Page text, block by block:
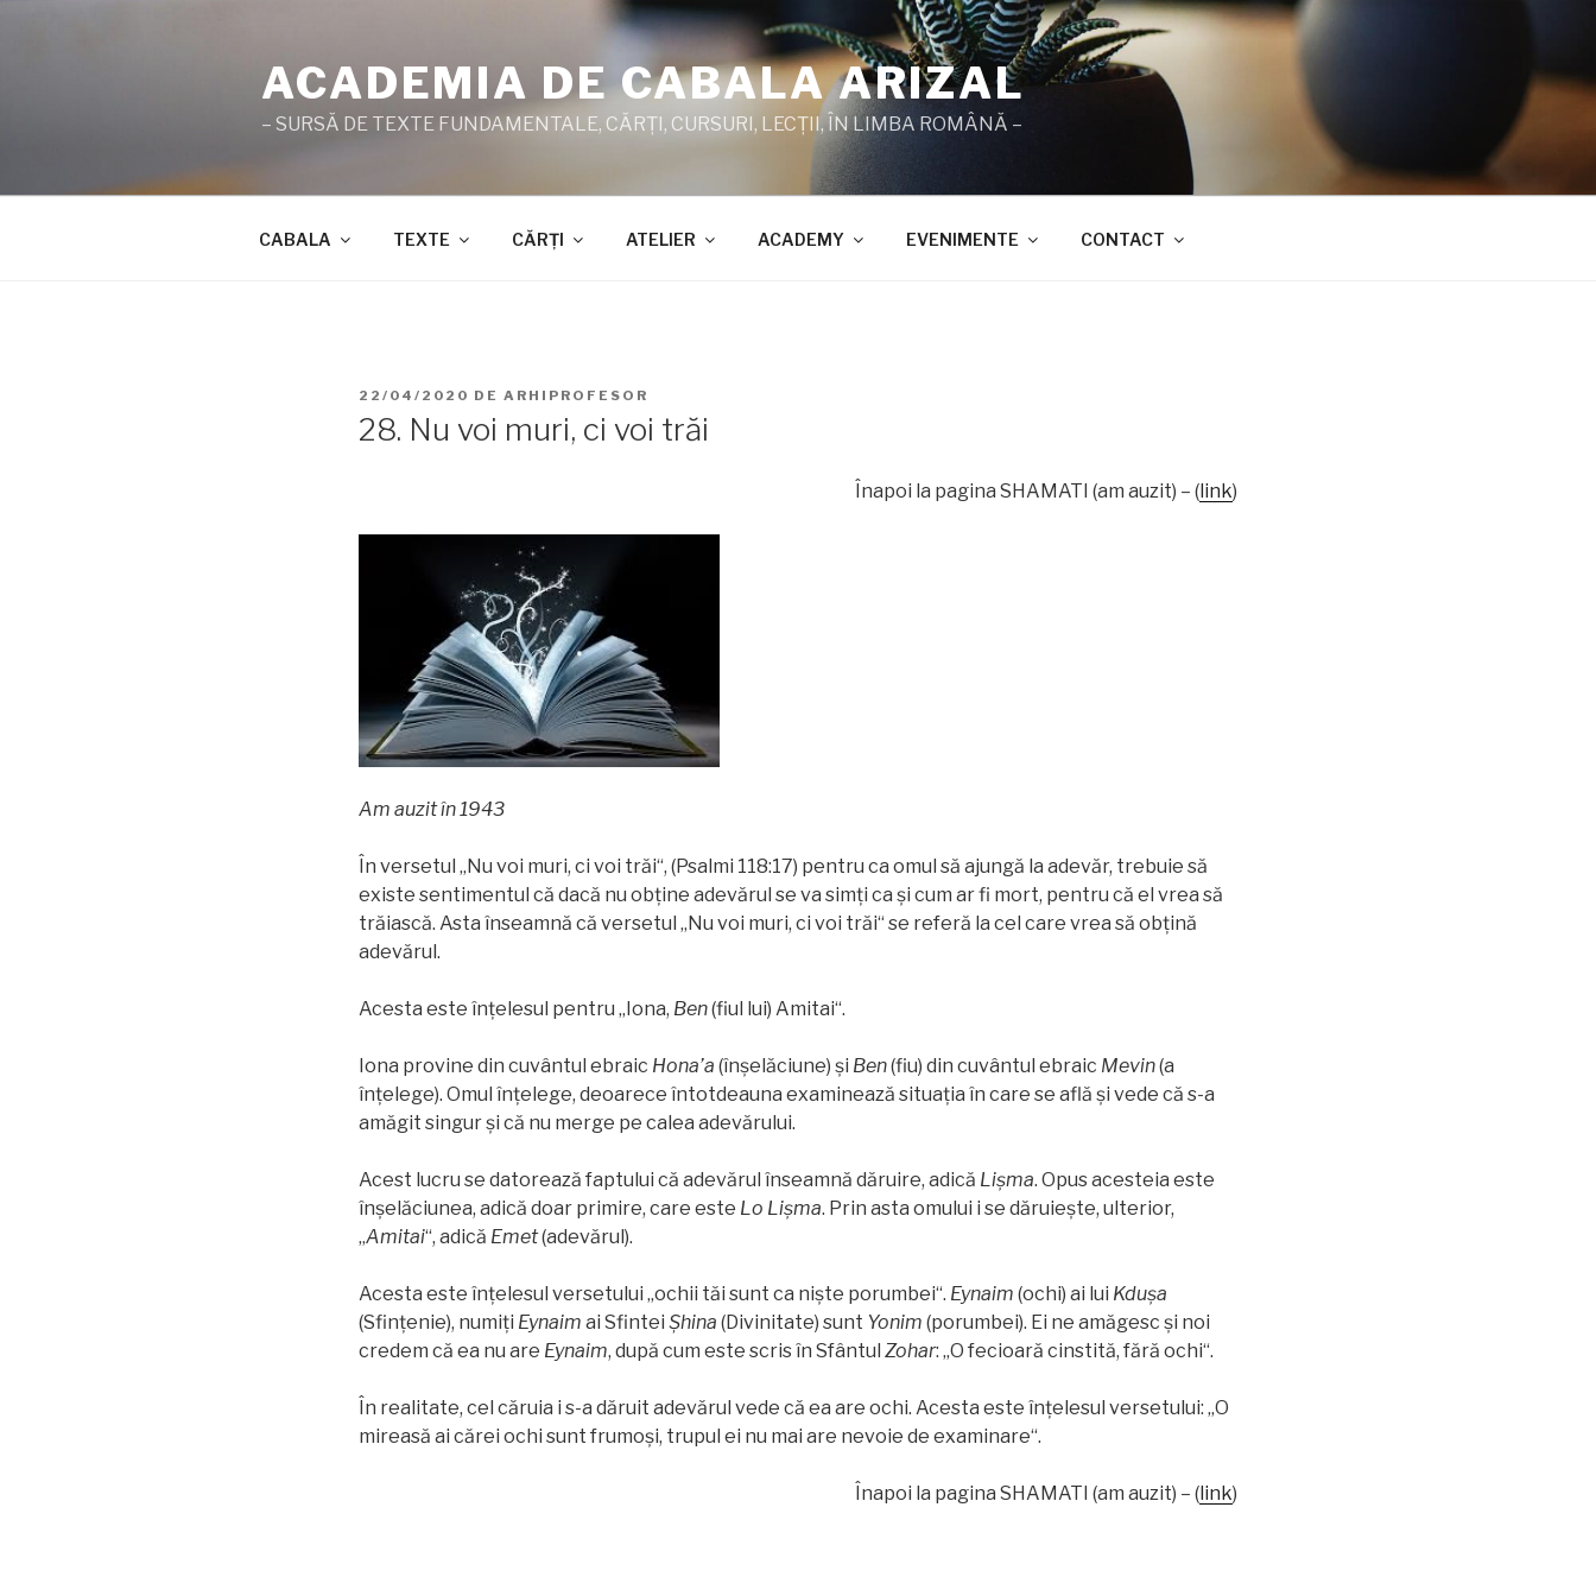
ACADEMIA DE CABALA ARIZAL
– SURSĂ DE TEXTE FUNDAMENTALE, CĂRŢI, CURSURI, LECŢII, ÎN LIMBA ROMÂNĂ –
CABALA TEXTE CĂRŢI ATELIER ACADEMY EVENIMENTE CONTACT
PUBLICAT
22/04/2020 DE ARHIPROFESOR
28. Nu voi muri, ci voi trăi
Înapoi la pagina SHAMATI (am auzit) – ( link)
Am auzit în 1943
În versetul „Nu voi muri, ci voi trăi“, (Psalmi 118:17) pentru ca omul să ajungă la adevăr, trebuie să
existe sentimentul că dacă nu obţine adevărul se va simţi ca şi cum ar fi mort, pentru că el vrea să
trăiască. Asta înseamnă că versetul „Nu voi muri, ci voi trăi“ se referă la cel care vrea să obţină
adevărul.
Acesta este înţelesul pentru „Iona, Ben(fiul lui) Amitai“.
Iona provine din cuvântul ebraic Hona’a (înşelăciune) şi Ben(fiu) din cuvântul ebraic Mevin(a
înţelege). Omul înţelege, deoarece întotdeauna examinează situaţia în care se află şi vede că s-a
amăgit singur şi că nu merge pe calea adevărului.
Acest lucru se datorează faptului că adevărul înseamnă dăruire, adică Lișma. Opus acesteia este
înşelăciunea, adică doar primire, care este Lo Lișma. Prin asta omului i se dăruieşte, ulterior,
„Amitai“, adică Emet(adevărul).
Acesta este înţelesul versetului „ochii tăi sunt ca nişte porumbei“. Eynaim (ochi) ai lui Kdușa
(Sfinţenie), numiţi Eynaim ai Sfintei Șhina (Divinitate) sunt Yonim (porumbei). Ei ne amăgesc şi noi
credem că ea nu are Eynaim, după cum este scris în Sfântul Zohar: „O fecioară cinstită, fără ochi“.
În realitate, cel căruia i s-a dăruit adevărul vede că ea are ochi. Acesta este înţelesul versetului: „O
mireasă ai cărei ochi sunt frumoşi, trupul ei nu mai are nevoie de examinare“.
Înapoi la pagina SHAMATI (am auzit) – ( link)